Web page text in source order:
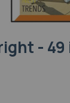
- 49